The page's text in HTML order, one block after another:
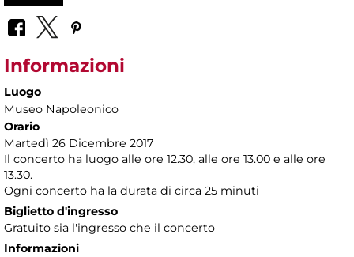
Informazioni
Luogo
Museo Napoleonico
Orario
Martedì 26 Dicembre 2017
Il concerto ha luogo alle ore 12.30, alle ore 13.00 e alle ore
13.30.
Ogni concerto ha la durata di circa 25 minuti
Biglietto d'ingresso
Gratuito sia l'ingresso che il concerto
Informazioni